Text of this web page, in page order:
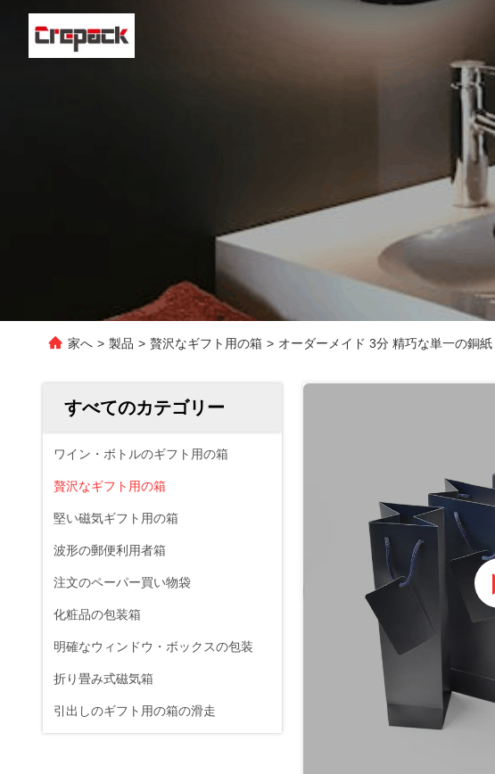
家へ > 製品 > 贅沢なギフト用の箱 > オーダーメイド 3分 精巧な単一の銅
すべてのカテゴリー
ワイン・ボトルのギフト用の箱
贅沢なギフト用の箱
堅い磁気ギフト用の箱
波形の郵便利用者箱
注文のペーパー買い物袋
化粧品の包装箱
明確なウィンドウ・ボックスの包装
折り畳み式磁気箱
引出しのギフト用の箱の滑走